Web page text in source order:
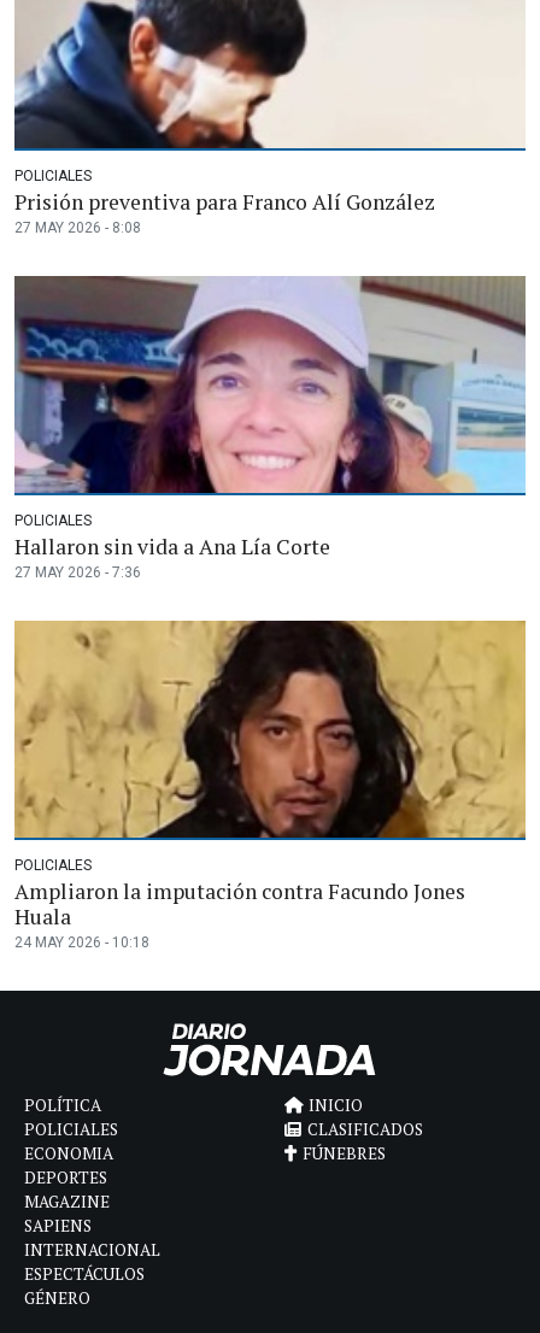
POLICIALES
Prisión preventiva para Franco Alí González
27 MAY 2026 - 8:08
POLICIALES
Hallaron sin vida a Ana Lía Corte
27 MAY 2026 - 7:36
POLICIALES
Ampliaron la imputación contra Facundo Jones
Huala
24 MAY 2026 - 10:18
POLÍTICA
POLICIALES
ECONOMIA
DEPORTES
MAGAZINE
SAPIENS
INTERNACIONAL
ESPECTÁCULOS
GÉNERO
INICIO
CLASIFICADOS
FÚNEBRES